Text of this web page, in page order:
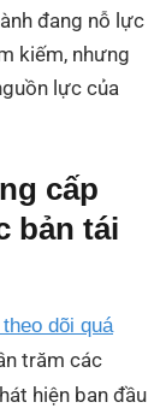
đang nỗ lực
kiếm, nhưng
lực của
cấp
bản tái
dõi quá
trăm các
hiện ban đầu